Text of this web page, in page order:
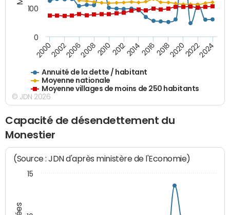
Annuité de la dette / habitant
Moyenne nationale
Moyenne villages de moins de 250 habitants
200020022006200820102012201420162018202020222024
0
100
© JDN 2026
Capacité de désendettement du
Monestier
(Source : JDN d'après ministère de l'Economie)
15